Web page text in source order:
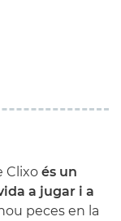
Clixo és un
a jugar i a
peces en la